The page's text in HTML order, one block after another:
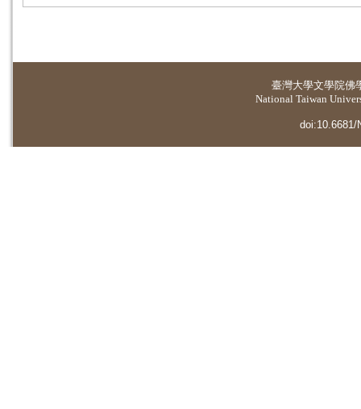
臺灣大學文學院佛
National Taiwan
doi:10.6681/